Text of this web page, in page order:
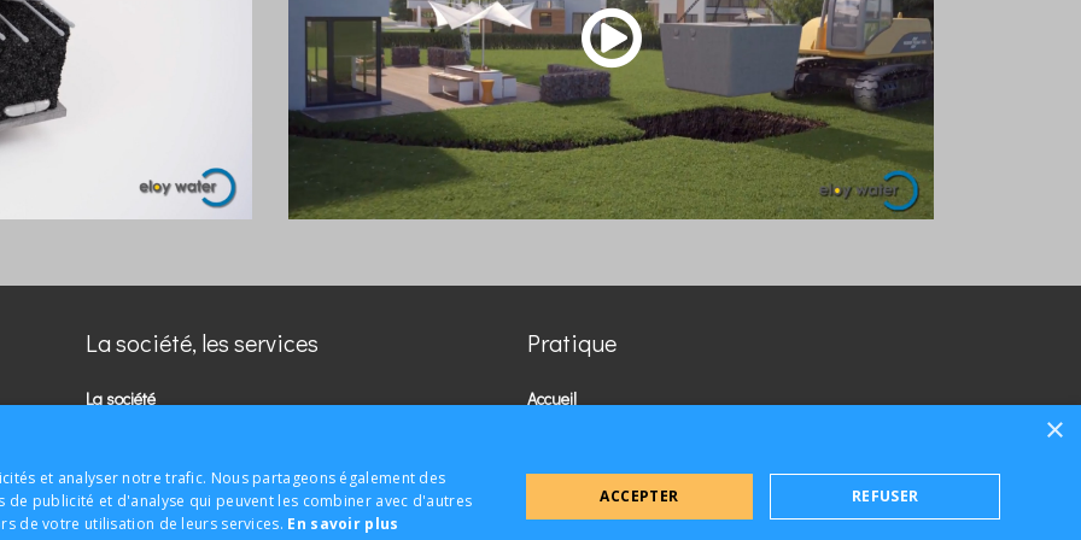
00:00 / 01:48
La société, les services
La société
Services +
Ils nous font confiance
Pratique
Accueil
Société Epurélo
×
et analyser notre trafic. Nous partageons également des
publicité et d'analyse qui peuvent les combiner avec d'autres
de votre utilisation de leurs services. En savoir plus
ACCEPTER REFUSER